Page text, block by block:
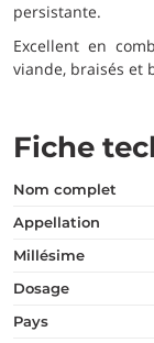
persistante.
Excellent en
viande, braisés et
Fiche
nom complet
appellation
millésime
dosage
pays